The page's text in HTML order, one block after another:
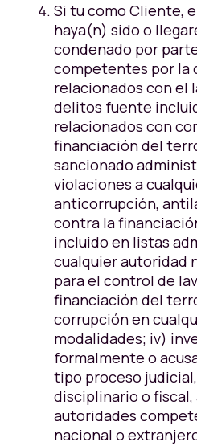
Si tu como Cliente,
haya(n) sido o
condenado por
competentes por la
relacionados con el
delitos fuente
relacionados con
financiación del
sancionado
violaciones a
anticorrupción,
contra la
incluido en listas
cualquier autoridad
para el control de
financiación del
corrupción en
modalidades; iv)
formalmente o
tipo proceso
disciplinario o
autoridades
nacional o